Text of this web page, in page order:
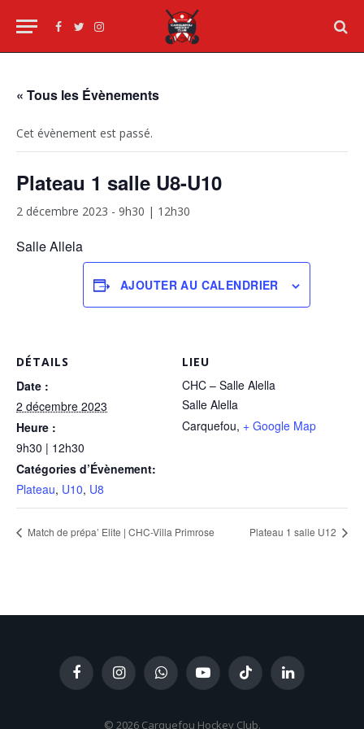
Facebook
TwitterInstagram
« Tous les Évènements
Cet évènement est passé.
Plateau 1 salle U8-U10
2 décembre 2023 - 9h30 | 12h30
Salle Allela
AJOUTER AU CALENDRIER
DÉTAILS
Date :
2 décembre 2023
Heure :
9h30 | 12h30
Catégories d’Évènement:
Plateau, U10, U8
LIEU
CHC – Salle Alella
Salle Alella
Carquefou, + Google Map
Match de prépa’ Elite | CHC-Villa Primrose Plateau 1 salle U12
FacebookInstagramWhatsAppYouTubeTikTok LinkedIn
© 2026 Carquefou Hockey Club.